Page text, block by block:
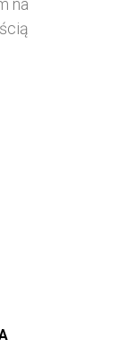
na